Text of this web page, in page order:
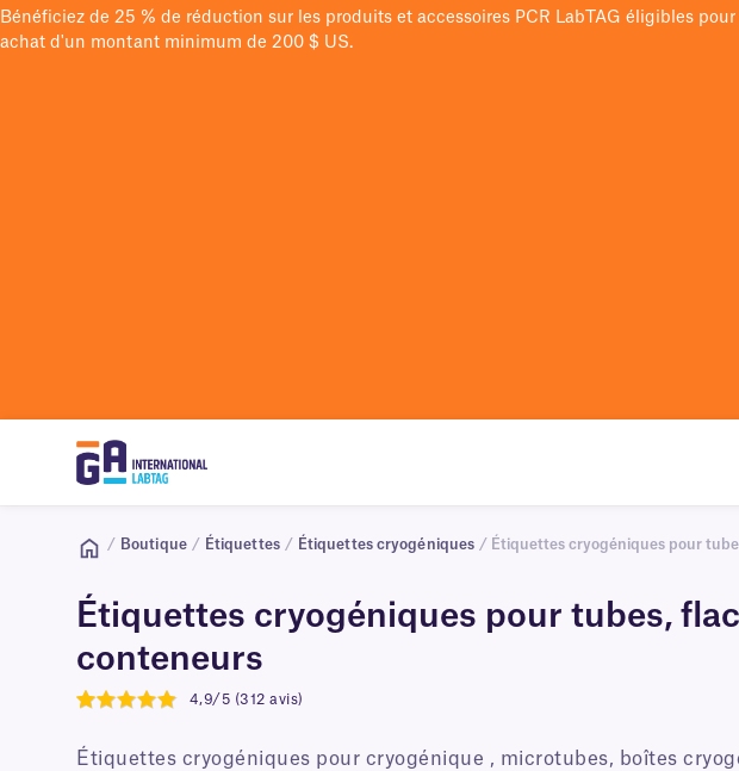
Bénéficiez de 25 % de réduction sur les produits et accessoires PCR LabTAG éligibles
achat d'un montant minimum de 200 $ US.
/ Boutique / Étiquettes / Étiquettes cryogéniques / Étiquettes cryogéniques pour
Étiquettes cryogéniques pour tubes,
conteneurs
4,9/5 (312 avis)
Étiquettes cryogéniques pour cryogénique , microtubes, boîtes